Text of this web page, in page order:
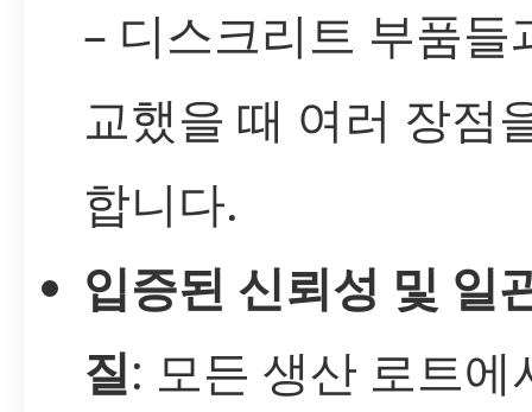
– 디스크리트 부품들
교했을 때 여러 장점
합니다.
입증된 신뢰성 및 일
질: 모든 생산 로트에